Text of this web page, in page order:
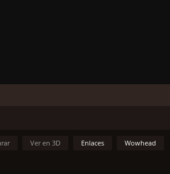
Wowhead
Enlaces
Ver en 3D